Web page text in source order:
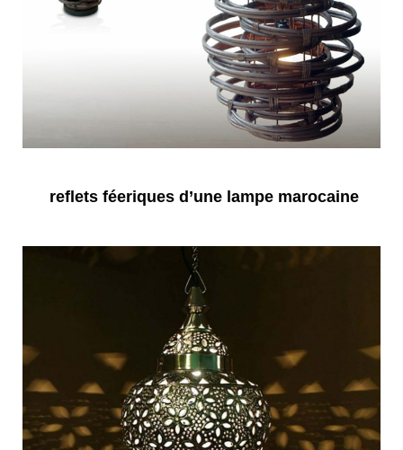
reflets féeriques d’une lampe marocaine